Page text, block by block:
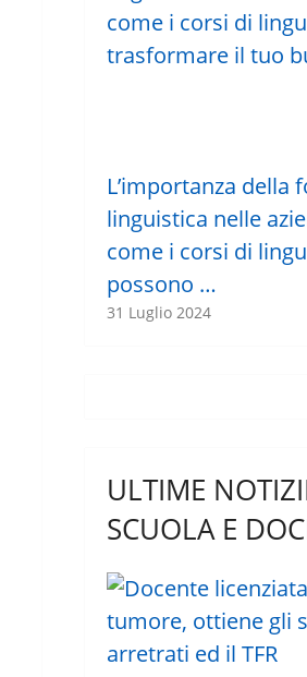
L’importanza della
linguistica nelle
come i corsi di
possono …
31 Luglio 2024
ULTIME
SCUOLA E